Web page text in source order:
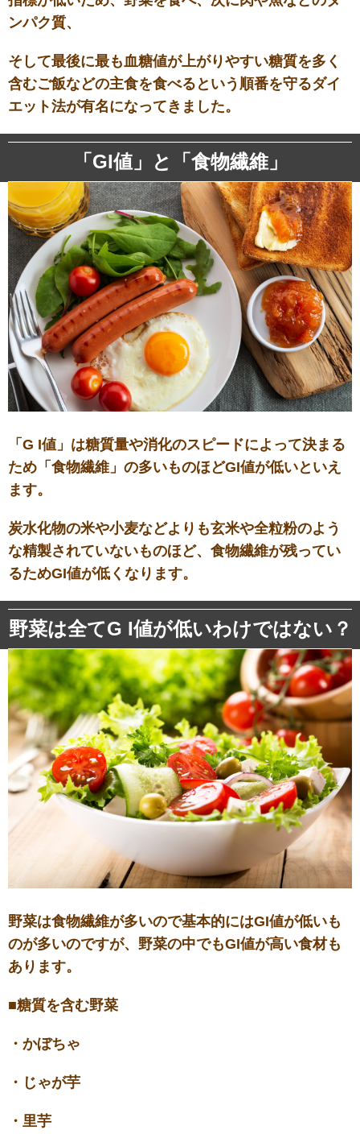
ンパク質、
そして最後に最も血糖値が上がりやすい糖質を多く
含むご飯などの主食を食べるという順番を守るダイ
エット法が有名になってきました。
「GI値」と「食物繊維」
「G I値」は糖質量や消化のスピードによって決まる
ため「食物繊維」の多いものほどGI値が低いといえ
ます。
炭水化物の米や小麦などよりも玄米や全粒粉のよう
な精製されていないものほど、食物繊維が残ってい
るためGI値が低くなります。
野菜は全てG I値が低いわけではない？
野菜は食物繊維が多いので基本的にはGI値が低いも
のが多いのですが、野菜の中でもGI値が高い食材も
あります。
■糖質を含む野菜
・かぼちゃ
・じゃが芋
・里芋